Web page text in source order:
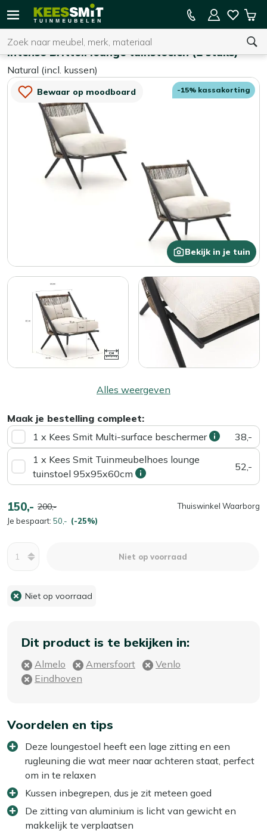
Kees
Tuinmeubelen
Zoeken
U heeft geen product(en) in uw winkelwagen.
15% kassakorting op de hele collectie
Intenso Brittoli lounge tuinstoelen (2 stuks)
Natural (incl. kussen)
Bewaar op moodboard
Bekijk in je tuin
-15% kassakorting
Alles weergeven
Maak je bestelling compleet:
1 x Kees Smit Multi-surface beschermer
38,-
1 x Kees Smit Tuinmeubelhoes lounge
tuinstoel 95x95x60cm
52,-
150,- 200,-
Je bespaart: 50,- (-25%)
Thuiswinkel Waarborg
Niet op voorraad
Niet op voorraad
Dit product is te bekijken in:
Almelo Amersfoort
Venlo
Eindhoven
Voordelen en tips
Deze loungestoel heeft een lage zitting en een
rugleuning die wat meer naar achteren staat, perfect
om in te relaxen
Kussen inbegrepen, dus je zit meteen goed
De zitting van aluminium is licht van gewicht en
makkelijk te verplaatsen